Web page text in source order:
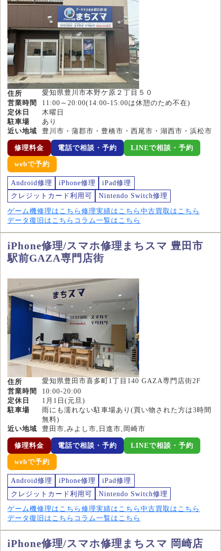
住所
愛知県豊川市本野ケ原２丁目５０
営業時間
11:00～20:00(14:00-15:00は休憩のため不在)
定休日
木曜日
駐車場
あり
近い地域
豊川市・蒲郡市・豊橋市・西尾市・湖西市・浜松市
修理料金 電話で相談・予約 LINEで相談・予約
webで予約
Android修理 iPhone修理
iPad修理
クレジットカード利用可
Nintendo Switch修理
ゲーム機修理はこちら 修理実績はこちら 中古買取はこちら
データ復旧はこちら コラム一覧はこちら
iPhone修理/スマホ修理まちスマ 豊田市
駅前GAZA専門店街
住所
愛知県豊田市喜多町1丁目140 GAZA専門店街2F
営業時間
10:00-20:00
定休日
1月1日(元旦)
駐車場
雨にも濡れない駐車場あり(買い物された方は3時間
無料)
近い地域
豊田市,みよし市,日進市,岡崎市
修理料金 電話で相談・予約 LINEで相談・予約
webで予約
Android修理 iPhone修理
iPad修理
クレジットカード利用可
Nintendo Switch修理
ゲーム機修理はこちら 修理実績はこちら 中古買取はこちら
データ復旧はこちら コラム一覧はこちら
iPhone修理/スマホ修理まちスマ 岡崎店